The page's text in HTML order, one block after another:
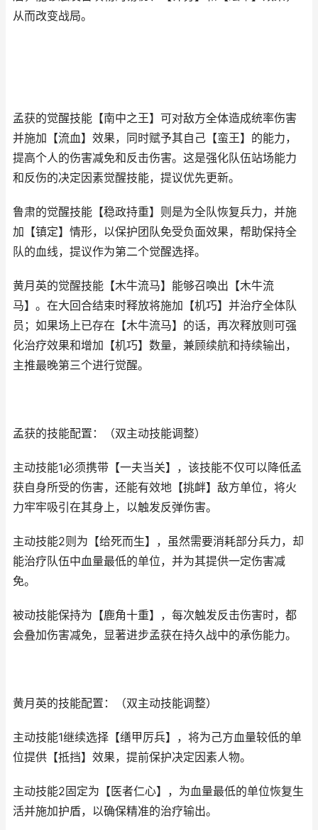
从而改变战局。
孟获的觉醒技能【南中之王】可对敌方全体造成统率伤害
并施加【流血】效果，同时赋予其自己【蛮王】的能力，
提高个人的伤害减免和反击伤害。这是强化队伍站场能力
和反伤的决定因素觉醒技能，提议优先更新。
鲁肃的觉醒技能【稳政持重】则是为全队恢复兵力，并施
加【镇定】情形，以保护团队免受负面效果，帮助保持全
队的血线，提议作为第二个觉醒选择。
黄月英的觉醒技能【木牛流马】能够召唤出【木牛流
马】。在大回合结束时释放将施加【机巧】并治疗全体队
员；如果场上已存在【木牛流马】的话，再次释放则可强
化治疗效果和增加【机巧】数量，兼顾续航和持续输出，
主推最晚第三个进行觉醒。
孟获的技能配置：（双主动技能调整）
主动技能1必须携带【一夫当关】，该技能不仅可以降低孟
获自身所受的伤害，还能有效地【挑衅】敌方单位，将火
力牢牢吸引在其身上，以触发反弹伤害。
主动技能2则为【给死而生】，虽然需要消耗部分兵力，却
能治疗队伍中血量最低的单位，并为其提供一定伤害减
免。
被动技能保持为【鹿角十重】，每次触发反击伤害时，都
会叠加伤害减免，显著进步孟获在持久战中的承伤能力。
黄月英的技能配置：（双主动技能调整）
主动技能1继续选择【缮甲厉兵】，将为己方血量较低的单
位提供【抵挡】效果，提前保护决定因素人物。
主动技能2固定为【医者仁心】，为血量最低的单位恢复生
活并施加护盾，以确保精准的治疗输出。